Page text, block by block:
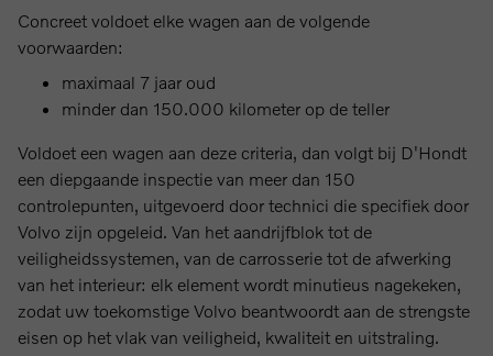
Concreet voldoet elke wagen aan de volgende
voorwaarden:
maximaal 7 jaar oud
minder dan 150.000 kilometer op de teller
Voldoet een wagen aan deze criteria, dan volgt bij D'Hondt
een diepgaande inspectie van meer dan 150
controlepunten, uitgevoerd door technici die specifiek door
Volvo zijn opgeleid. Van het aandrijfblok tot de
veiligheidssystemen, van de carrosserie tot de afwerking
van het interieur: elk element wordt minutieus nagekeken,
zodat uw toekomstige Volvo beantwoordt aan de strengste
eisen op het vlak van veiligheid, kwaliteit en uitstraling.